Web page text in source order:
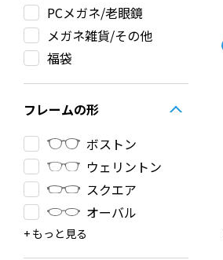
PCメガネ/老眼鏡
メガネ雑貨/その他
福袋
フレームの形
ボストン
ウェリントン
スクエア
オーバル
その他